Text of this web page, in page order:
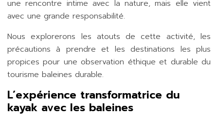
une rencontre intime avec la nature, mais elle vient
avec une grande responsabilité.
Nous explorerons les atouts de cette activité, les
précautions à prendre et les destinations les plus
propices pour une observation éthique et durable du
tourisme baleines durable.
L’expérience transformatrice du
kayak avec les baleines